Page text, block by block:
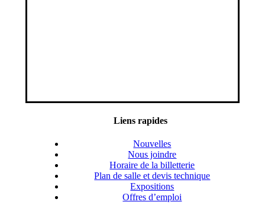
Liens rapides
Nouvelles
Nous joindre
Horaire de la billetterie
Plan de salle et devis technique
Expositions
Offres d’emploi